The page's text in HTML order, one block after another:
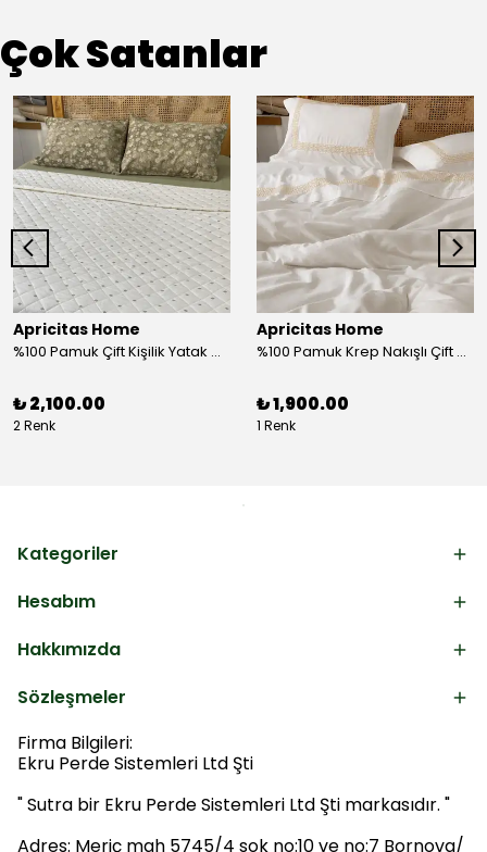
Çok Satanlar
Apricitas Home
%100 Pamuk Çift Kişilik Yatak Örtüsü Takımı
₺ 2,100.00
2 Renk
Apricitas Home
%100 Pamuk Krep Nakışlı Çift Kişilik Nevresim Takımı
₺ 1,900.00
1 Renk
Kategoriler
Hesabım
Hakkımızda
Sözleşmeler
Firma Bilgileri:
Ekru Perde Sistemleri Ltd Şti
" Sutra bir Ekru Perde Sistemleri Ltd Şti markasıdır. "
Adres: Meriç mah 5745/4 sok no:10 ve no:7 Bornova/